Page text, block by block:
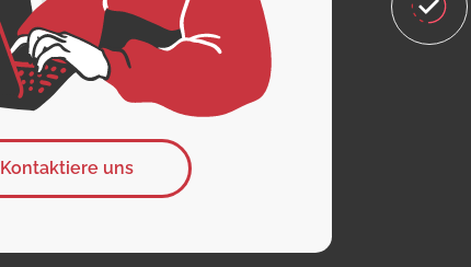
Kontaktiere uns